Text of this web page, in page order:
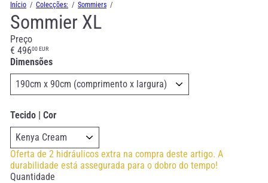
Início Colecções: Sommiers
Sommier XL
Preço
Preço
normal
€ 49600 EUR
Dimensões
Tecido | Cor
Oferta de 2 hidráulicos extra na compra deste artigo. A
durabilidade está assegurada para o dobro do tempo!
Quantidade